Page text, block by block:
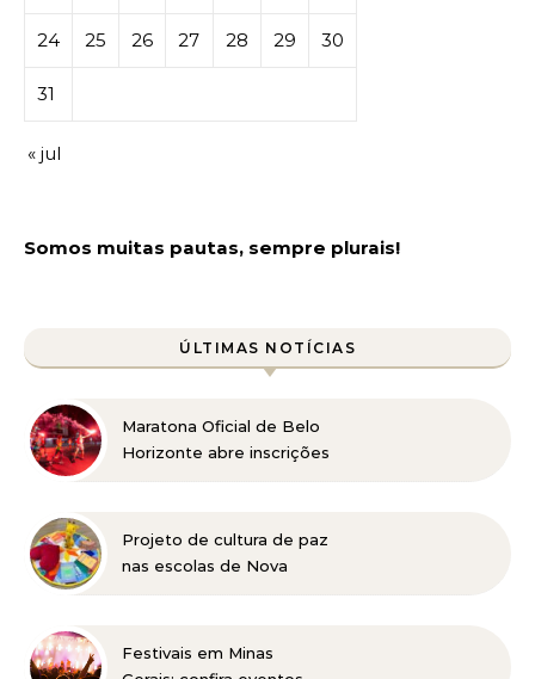
24 25 26 27 28 29 30
31
« jul
Somos muitas pautas, sempre plurais!
ÚLTIMAS NOTÍCIAS
Maratona Oficial de Belo
Horizonte abre inscrições
Projeto de cultura de paz
nas escolas de Nova
Festivais em Minas